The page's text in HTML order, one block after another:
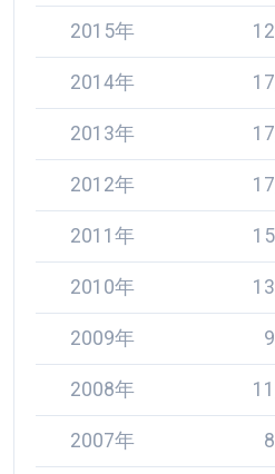
2015年
2014年
2013年
2012年
2011年
2010年
2009年
2008年
2007年